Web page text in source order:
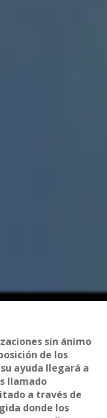
sin ánimo
de los
ayuda llegará a
llamado
a través de
donde los